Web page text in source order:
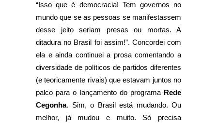
“Isso que é democracia! Tem governos no
mundo que se as pessoas se manifestassem
desse jeito seriam presas ou mortas. A
ditadura no Brasil foi assim!”. Concordei com
ela e ainda continuei a prosa comentando a
diversidade de políticos de partidos diferentes
(e teoricamente rivais) que estavam juntos no
palco para o lançamento do programa Rede
Cegonha. Sim, o Brasil está mudando. Ou
melhor, já mudou e muito. Só precisa